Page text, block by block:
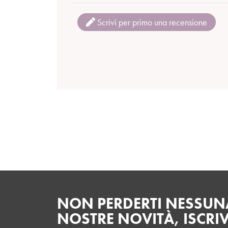
Scrivi per primo una recensione
NON PERDERTI
NOSTRE NOVITÀ,